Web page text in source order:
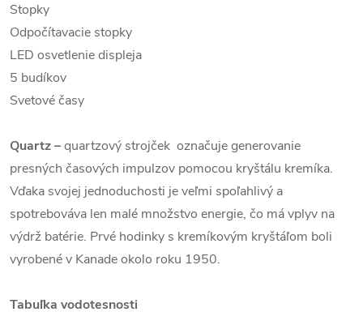
Stopky
Odpočítavacie stopky
LED osvetlenie displeja
5 budíkov
Svetové časy
Quartz–quartzový strojček označuje generovanie
presných časových impulzov pomocou kryštálu kremíka.
Vďaka svojej jednoduchosti je veľmi spoľahlivý a
spotrebováva len malé množstvo energie, čo má vplyv na
výdrž batérie. Prvé hodinky s kremíkovým kryštáľom boli
vyrobené v Kanade okolo roku 1950.
Tabuľka vodotesnosti